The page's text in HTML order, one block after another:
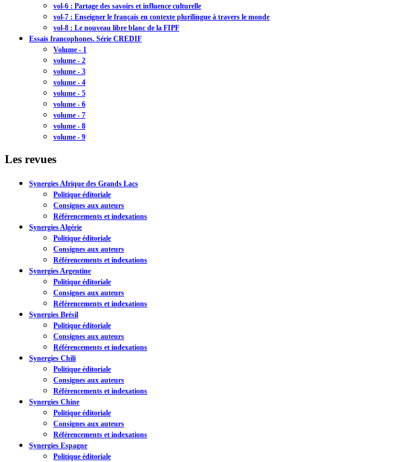
vol-6 : Partage des savoirs et influence culturelle
vol-7 : Enseigner le français en contexte plurilingue à travers le monde
vol-8 : Le nouveau libre blanc de la FIPF
Essais francophones. Série CREDIF
Volume - 1
volume - 2
volume - 3
volume - 4
volume - 5
volume - 6
volume - 7
volume - 8
volume - 9
Les revues
Synergies Afrique des Grands Lacs
Politique éditoriale
Consignes aux auteurs
Référencements et indexations
Synergies Algérie
Politique éditoriale
Consignes aux auteurs
Référencements et indexations
Synergies Argentine
Politique éditoriale
Consignes aux auteurs
Référencements et indexations
Synergies Brésil
Politique éditoriale
Consignes aux auteurs
Référencements et indexations
Synergies Chili
Politique éditoriale
Consignes aux auteurs
Référencements et indexations
Synergies Chine
Politique éditoriale
Consignes aux auteurs
Référencements et indexations
Synergies Espagne
Politique éditoriale